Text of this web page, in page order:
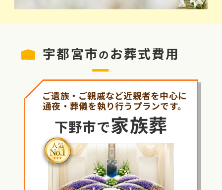
宇都宮市の お葬式費用
ご遺族・ご親戚など近親者を中心に
通夜・葬儀を執り行うプランです。
下野市で家族葬